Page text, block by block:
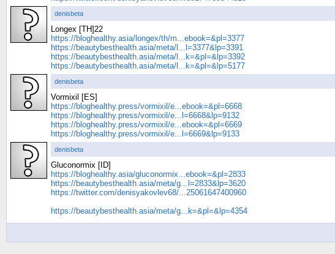
denisbeta
Longex [TH]22
https://bloghealthy.asia/longex/th/m...ebook=&pl=3377
https://beautybesthealth.asia/meta/l...l=3377&lp=3391
https://beautybesthealth.asia/meta/l...k=&pl=&lp=3392
https://beautybesthealth.asia/meta/l...k=&pl=&lp=5177
denisbeta
Vormixil [ES]
https://bloghealthy.press/vormixil/e...ebook=&pl=6668
https://bloghealthy.press/vormixil/e...l=6668&lp=9132
https://bloghealthy.press/vormixil/e...ebook=&pl=6669
https://bloghealthy.press/vormixil/e...l=6669&lp=9133
denisbeta
Gluconormix [ID]
https://bloghealthy.asia/gluconormix...ebook=&pl=2833
https://beautybesthealth.asia/meta/g...l=2833&lp=3620
https://twitter.com/denisyakovlev68/...25061647400960
https://beautybesthealth.asia/meta/g...k=&pl=&lp=4354